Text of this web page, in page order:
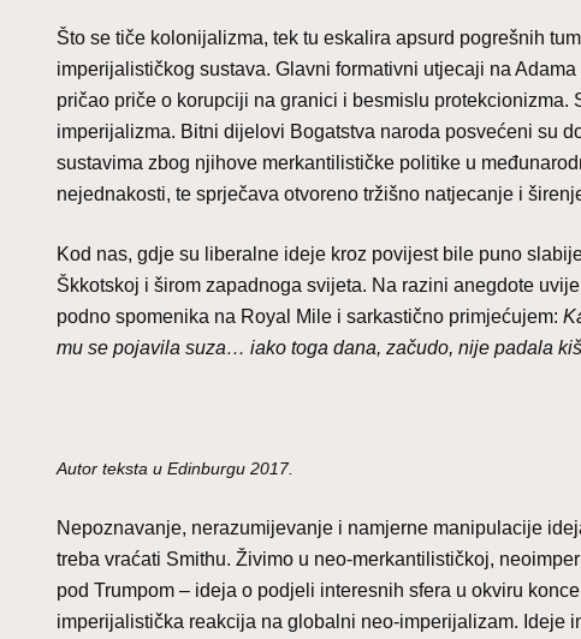
Što se tiče kolonijalizma, tek tu eskalira apsurd pogrešnih
imperijalističkog sustava. Glavni formativni utjecaji na
pričao priče o korupciji na granici i besmislu
imperijalizma. Bitni dijelovi Bogatstva naroda posvećeni su
sustavima zbog njihove merkantilističke politike u
nejednakosti, te sprječava otvoreno tržišno natjecanje i
Kod nas, gdje su liberalne ideje kroz povijest bile puno
Škkotskoj i širom zapadnoga svijeta. Na razini anegdote
podno spomenika na Royal Mile i sarkastično primjećujem:
mu se pojavila suza… iako toga dana, začudo, nije padala
Autor teksta u Edinburgu 2017.
Nepoznavanje, nerazumijevanje i namjerne manipulacije
treba vraćati Smithu. Živimo u neo-merkantilističkoj,
pod Trumpom – ideja o podjeli interesnih sfera u okviru
imperijalistička reakcija na globalni neo-imperijalizam. Ideje